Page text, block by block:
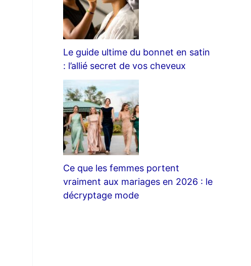
Le guide ultime du bonnet en satin
: l’allié secret de vos cheveux
Ce que les femmes portent
vraiment aux mariages en 2026 : le
décryptage mode